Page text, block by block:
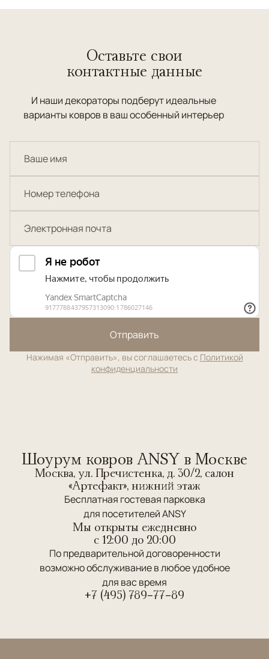
Оставьте свои
контактные данные
И наши декораторы подберут идеальные
варианты ковров в ваш особенный интерьер
Отправить
Нажимая «Отправить», вы соглашаетесь с Политикой
конфиденциальности
Шоурум ковров ANSY в Москве
Москва, ул. Пречистенка, д. 30/2, салон
«Артефакт», нижний этаж
Бесплатная гостевая парковка
для посетителей ANSY
Мы открыты ежедневно
c 12:00 до 20:00
По предварительной договоренности
возможно обслуживание в любое удобное
для вас время
+7 (495) 789-77-89